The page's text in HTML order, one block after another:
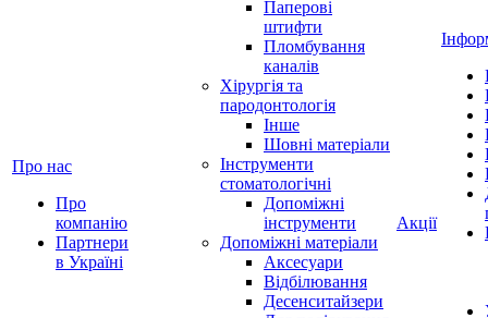
Про нас
Про
компанію
Партнери
в Україні
Паперові
штифти
Пломбування
каналів
Хірургія та
пародонтологія
Інше
Шовні матеріали
Інструменти
стоматологічні
Допоміжні
інструменти
Допоміжні матеріали
Аксесуари
Відбілювання
Десенситайзери
Акції